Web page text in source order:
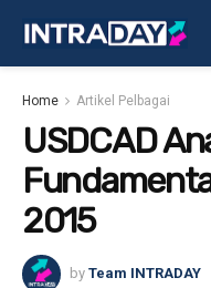
Home Artikel Pelbagai
USDCAD
2015
by Team INTRADAY